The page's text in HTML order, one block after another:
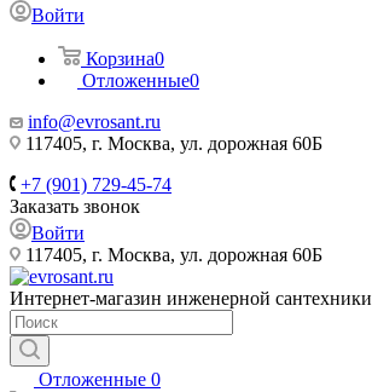
Войти
Корзина0
Отложенные0
info@evrosant.ru
117405, г. Москва, ул. дорожная 60Б
+7 (901) 729-45-74
Заказать звонок
Войти
117405, г. Москва, ул. дорожная 60Б
Интернет-магазин инженерной сантехники
Отложенные 0